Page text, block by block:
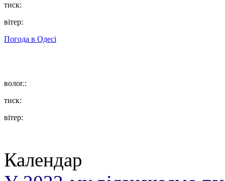
тиск:
вітер:
Погода в Одесі
волог.:
тиск:
вітер:
Календар